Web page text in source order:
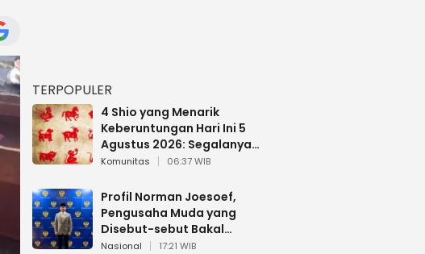
TERPOPULER
4 Shio yang Menarik
Keberuntungan Hari Ini 5
Agustus 2026: Segalanya
Berjalan Lancar
Komunitas 06:37 WIB
Profil Norman Joesoef,
Pengusaha Muda yang
Disebut-sebut Bakal
Dilantik Jadi Wamenhan RI
Nasional 17:21 WIB